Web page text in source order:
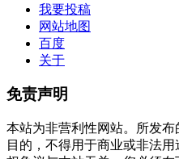
我要投稿
网站地图
百度
关于
免责声明
本站为非营利性网站。所发
目的，不得用于商业或非法